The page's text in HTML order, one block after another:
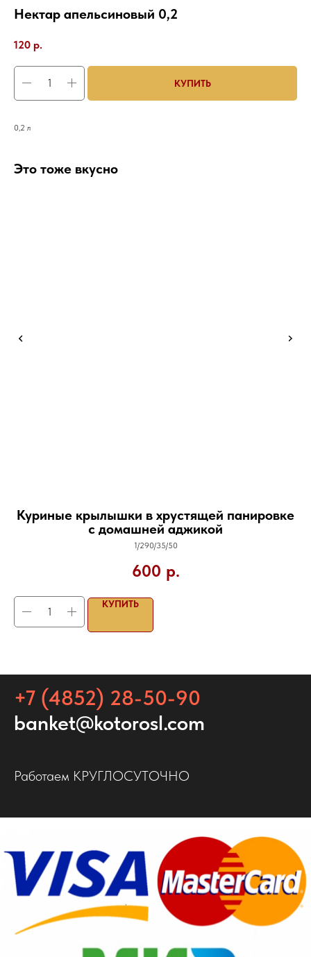
Нектар апельсиновый 0,2
120 р.
КУПИТЬ
0,2 л
Это тоже вкусно
Куриные крылышки в хрустящей панировке
с домашней аджикой
1/290/35/50
600 р.
КУПИТЬ
+7 (4852) 28-50-90
banket@kotorosl.com
Работаем КРУГЛОСУТОЧНО